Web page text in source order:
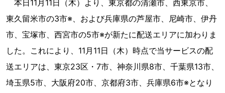
本日11月11日（木）より、東京都の清瀬市、西東京市、
東久留米市の3市※、および兵庫県の芦屋市、尼崎市、伊丹
市、宝塚市、西宮市の5市※が新たに配送エリアに加わりま
した。これにより、11月11日（木）時点で当サービスの配
送エリアは、東京23区・7市、神奈川県8市、千葉県13市、
埼玉県5市、大阪府20市、京都府3市、兵庫県6市※となり